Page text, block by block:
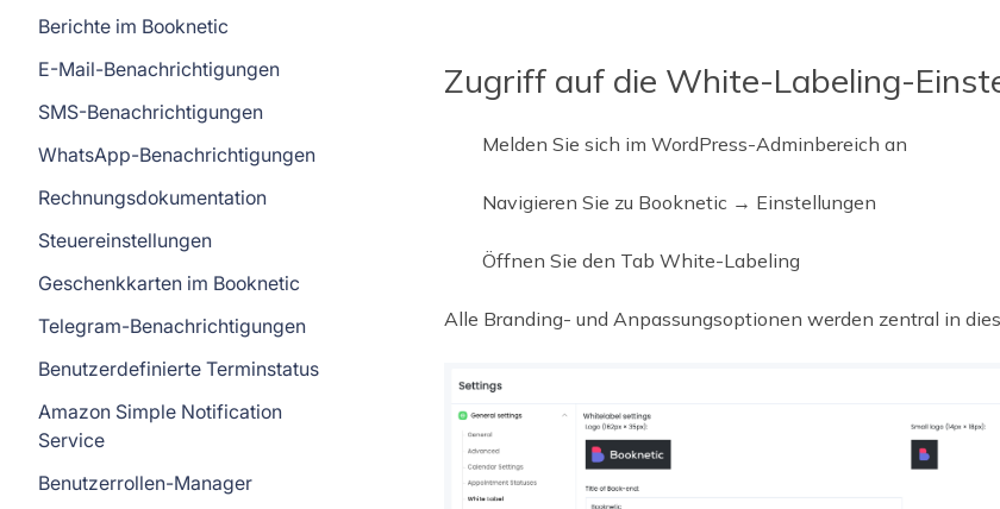
Berichte im Booknetic
E-Mail-Benachrichtigungen
SMS-Benachrichtigungen
WhatsApp-Benachrichtigungen
Rechnungsdokumentation
Steuereinstellungen
Geschenkkarten im Booknetic
Telegram-Benachrichtigungen
Benutzerdefinierte Terminstatus
Amazon Simple Notification
Service
Benutzerrollen-Manager
Zugriff auf die White-Labeling-
Melden Sie sich im WordPress-Adminbereich an
Navigieren Sie zu Booknetic → Einstellungen
Öffnen Sie den Tab White-Labeling
Alle Branding- und Anpassungsoptionen werden zentral in